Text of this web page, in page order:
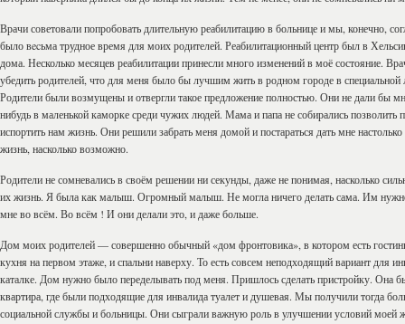
Врачи советовали попробовать длительную реабилитацию в больнице и мы, конечно,
было вecьма трудное время для моих родителей. Реабилитационный центр был в
дома. Несколько месяцев реабилитации принесли много изменений в моё состояние.
убедить родителей, что для меня было бы лучшим жить в родном городе в специальной
Родители были возмущены и отвергли такое предложение полностью. Они не дали бы
нибудь в маленькой каморке среди чужих людей. Мама и папа не собирались
испортить нам жизнь. Они решили забрать меня домой и постараться дать мне
жизнь, насколько возможно.
Родители не сомневались в своём решении ни секунды, даже не понимая, насколько
их жизнь. Я была как малыш. Огромный малыш. Не могла ничего делать сама. Им
мне во всём. Во всём ! И они делали это, и даже больше.
Дом моих родителей — совершенно обычный «дом фронтовика», в котором есть
кухня на первом этаже, и спальни наверху. То есть совсем неподходящий вариант для
каталке. Дом нужно было переделывать под меня. Пришлось сделать пристройку. Она
квартира, где были подходящие для инвалида туалет и душевая. Мы получили тогда
социальной службы и больницы. Они сыграли важную роль в улучшении условий моей